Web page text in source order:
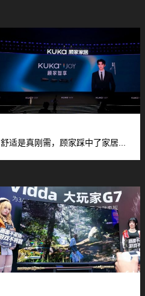
舒适是真刚需，顾家踩中了家居...